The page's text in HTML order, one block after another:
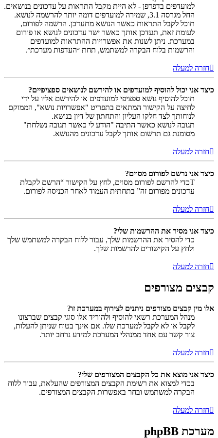
למועדפים בדפדפן - לא היית מקבל התראות על עדכונים בנושאים.
החל מגרסה 3.1, שמירה למועדפים דומה יותר להרשמה לנושא.
תוכל לקבל התראות כאשר הנושא מתעדכן. הרשמה לפורום,
לעומת זאת, תעדכן אותך כאשר ישר עדכונים לנושא או פורום
במערכת. ניתן לשנות את אפשרויות ההתראות למועדפים
והרשמות בלוח הבקרה למשתמש, תחת ״העדפות מערכת״.
חזרה למעלה
כיצד אני יכול להוסיף למועדפים או להירשם לנושאים ספציפיים?
תוכל להוסיף נושא ספציפי למועדפים או להירשם אליו על ידי
לחיצה על הקישור המתאים בתפריט "אפשרויות נושא", הממוקם
לנוחותך לצד חלקו העליון והתחתון של דיון בנושא.
תגובה לנושא כאשר התיבה "הודע לי כאשר תגובה נשלחת"
מסומנת גם תרשום אותך לקבל עדכונים מהנושא.
חזרה למעלה
כיצד אני נרשם לפורום מסוים?
Tכדי להרשם לפורום מסוים, לחץ על הקישור “הרשם לקבלת
עדכונים מפורום זה” בתחתית העמוד לאחר הכניסה לפורום.
חזרה למעלה
כיצד אני מסיר את ההרשמות שלי?
כדי להסיר את ההרשמות שלך, עבור ללוח הבקרה למשתמש שלך
ולחץ על הקישורים להרשמות שלך.
חזרה למעלה
קבצים מצורפים
אלו מין קבצים מצורפים ניתנים לצירוף במערכת זו?
מנהל המערכת רשאי להוסיף ולהוריד אלו סוגי קבצים שברצונו
לקבל או לא לקבל למערכת שלו. אם אינך בטוח שניתן להעלות,
צור קשר עם אחד ממנהלי המערכת למידע נרחב יותר.
חזרה למעלה
כיצד אני מוצא את כל הקבצים המצורפים שלי?
בכדי למצוא את רשימת הקבצים המצורפים שהעלאת, עבור ללוח
הבקרה למשתמש ובחר באפשרות הקבצים המצורפים.
חזרה למעלה
מערכת phpBB